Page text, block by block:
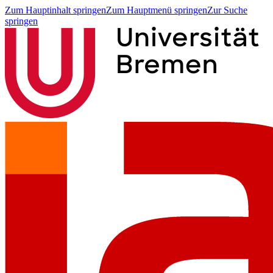
Zum Hauptinhalt springenZum Hauptmenü springenZur Suche
springen